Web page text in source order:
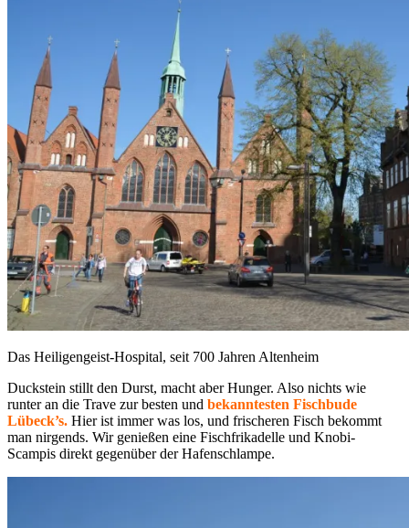
Das Heiligengeist-Hospital, seit 700 Jahren Altenheim
Duckstein stillt den Durst, macht aber Hunger. Also nichts wie
runter an die Trave zur besten und bekanntesten Fischbude
Lübeck’s. Hier ist immer was los, und frischeren Fisch bekommt
man nirgends. Wir genießen eine Fischfrikadelle und Knobi-
Scampis direkt gegenüber der Hafenschlampe.